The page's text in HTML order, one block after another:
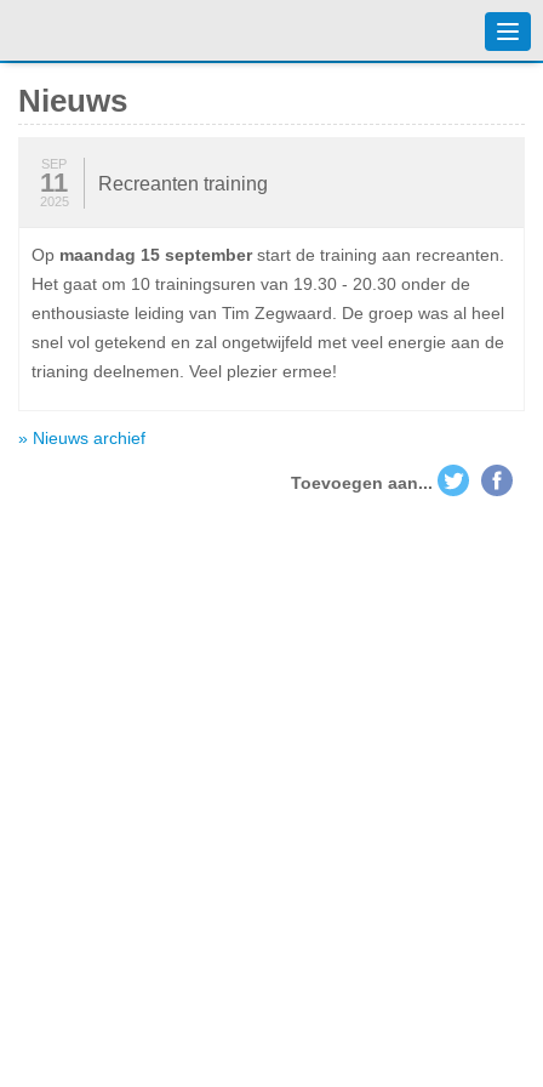
Nieuws
Recreanten training
SEP
11
2025
Op maandag 15 septemberstart de training aan recreanten.
Het gaat om 10 trainingsuren van 19.30 - 20.30 onder de
enthousiaste leiding van Tim Zegwaard. De groep was al heel
snel vol getekend en zal ongetwijfeld met veel energie aan de
trianing deelnemen. Veel plezier ermee!
» Nieuws archief
Toevoegen aan...